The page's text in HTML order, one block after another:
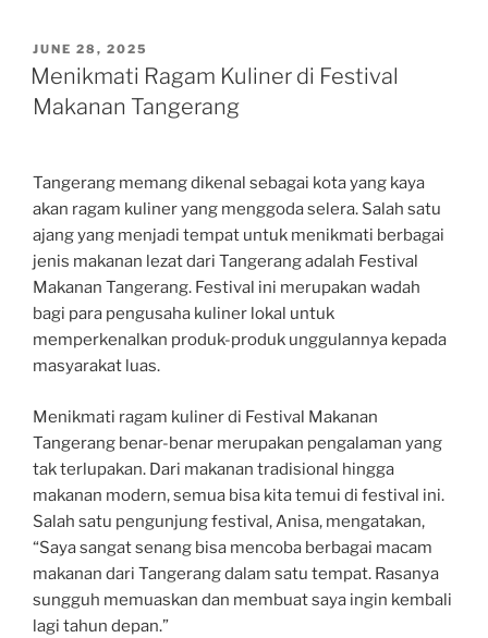
POSTED
ON
JUNE 28, 2025
Menikmati Ragam Kuliner di Festival
Makanan Tangerang
Tangerang memang dikenal sebagai kota yang kaya
akan ragam kuliner yang menggoda selera. Salah satu
ajang yang menjadi tempat untuk menikmati berbagai
jenis makanan lezat dari Tangerang adalah Festival
Makanan Tangerang. Festival ini merupakan wadah
bagi para pengusaha kuliner lokal untuk
memperkenalkan produk-produk unggulannya kepada
masyarakat luas.
Menikmati ragam kuliner di Festival Makanan
Tangerang benar-benar merupakan pengalaman yang
tak terlupakan. Dari makanan tradisional hingga
makanan modern, semua bisa kita temui di festival ini.
Salah satu pengunjung festival, Anisa, mengatakan,
“Saya sangat senang bisa mencoba berbagai macam
makanan dari Tangerang dalam satu tempat. Rasanya
sungguh memuaskan dan membuat saya ingin kembali
lagi tahun depan.”